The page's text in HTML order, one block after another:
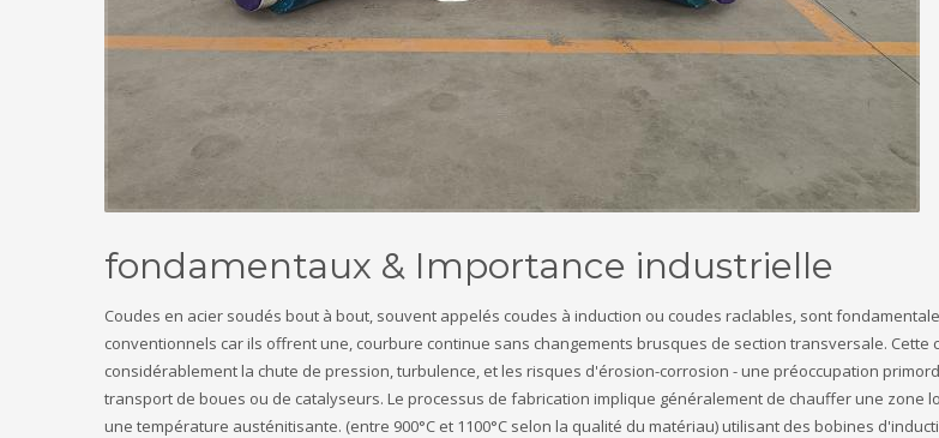
fondamentaux & Importance industrielle
Coudes en acier soudés bout à bout, souvent appelés coudes à induction ou coudes raclables, sont
conventionnels car ils offrent une, courbure continue sans changements brusques de section transversale. Cette
considérablement la chute de pression, turbulence, et les risques d'érosion-corrosion - une préoccupation
transport de boues ou de catalyseurs. Le processus de fabrication implique généralement de chauffer une zone
une température austénitisante. (entre 900°C et 1100°C selon la qualité du matériau) utilisant des bobines